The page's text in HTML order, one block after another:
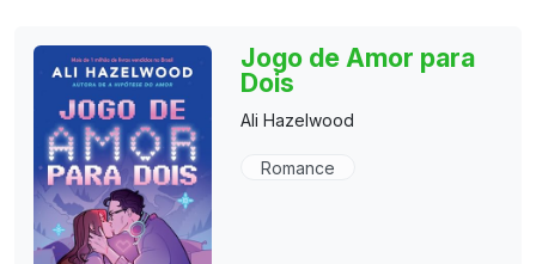
Jogo de Amor para
Dois
Ali Hazelwood
Romance